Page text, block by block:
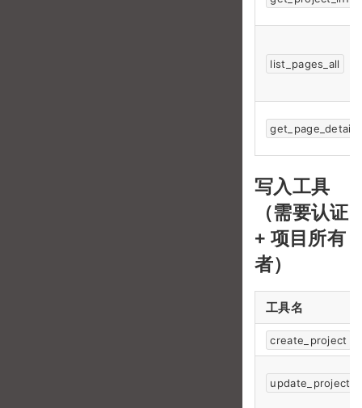
list_pages_all
get_page_detail
写入工具
（需要认证
+ 项目所有
者）
工具名
create_project
update_project